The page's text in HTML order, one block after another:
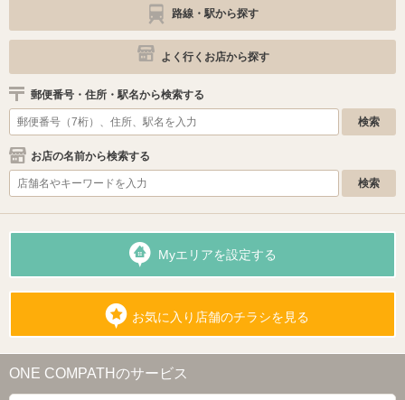
路線・駅から探す
よく行くお店から探す
郵便番号・住所・駅名から検索する
お店の名前から検索する
Myエリアを設定する
お気に入り店舗のチラシを見る
ONE COMPATHのサービス